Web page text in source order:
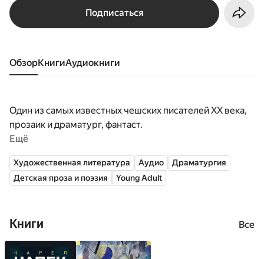
Подписаться
Обзор книги аудиокниги
Один из самых известных чешских писателей XX века,
прозаик и драматург, фантаст.
Ещё
Художественная литература Аудио
Драматургия
Детская проза и поэзия
Young Adult
Книги Все